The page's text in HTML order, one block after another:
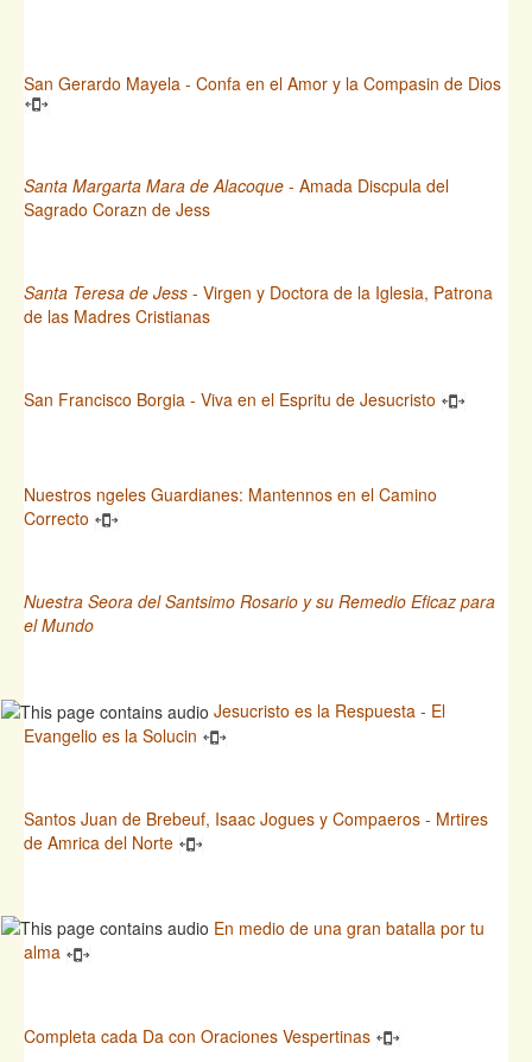
San Gerardo Mayela - Confa en el Amor y la Compasin de Dios
Santa Margarta Mara de Alacoque - Amada Discpula del
Sagrado Corazn de Jess
Santa Teresa de Jess - Virgen y Doctora de la Iglesia, Patrona
de las Madres Cristianas
San Francisco Borgia - Viva en el Espritu de Jesucristo
Nuestros ngeles Guardianes: Mantennos en el Camino
Correcto
Nuestra Seora del Santsimo Rosario y su Remedio Eficaz para
el Mundo
Jesucristo es la Respuesta - El
Evangelio es la Solucin
Santos Juan de Brebeuf, Isaac Jogues y Compaeros - Mrtires
de Amrica del Norte
En medio de una gran batalla por tu
alma
Completa cada Da con Oraciones Vespertinas